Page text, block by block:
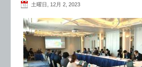
土曜日, 12月 2, 2023